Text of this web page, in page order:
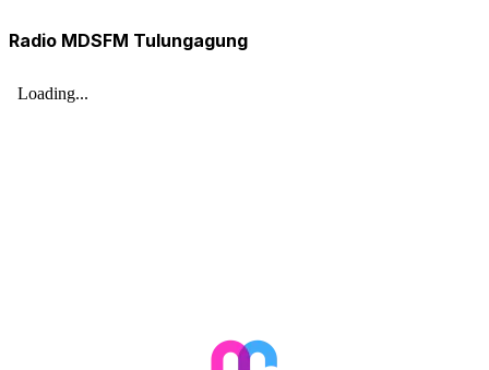
Radio MDSFM Tulungagung